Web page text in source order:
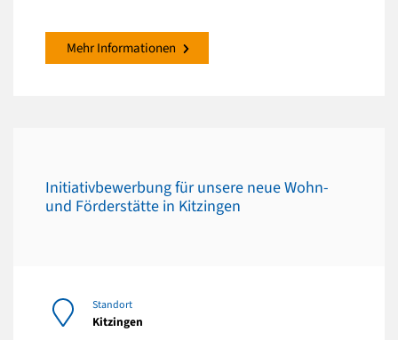
Mehr Informationen
Initiativbewerbung für unsere neue Wohn-
und Förderstätte in Kitzingen
Standort
Kitzingen